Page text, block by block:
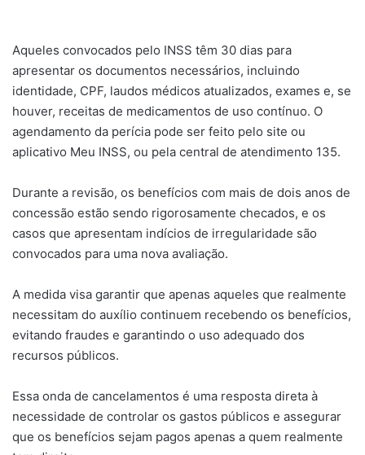
Aqueles convocados pelo INSS têm 30 dias para
apresentar os documentos necessários, incluindo
identidade, CPF, laudos médicos atualizados, exames e, se
houver, receitas de medicamentos de uso contínuo. O
agendamento da perícia pode ser feito pelo site ou
aplicativo Meu INSS, ou pela central de atendimento 135.
Durante a revisão, os benefícios com mais de dois anos de
concessão estão sendo rigorosamente checados, e os
casos que apresentam indícios de irregularidade são
convocados para uma nova avaliação.
A medida visa garantir que apenas aqueles que realmente
necessitam do auxílio continuem recebendo os benefícios,
evitando fraudes e garantindo o uso adequado dos
recursos públicos.
Essa onda de cancelamentos é uma resposta direta à
necessidade de controlar os gastos públicos e assegurar
que os benefícios sejam pagos apenas a quem realmente